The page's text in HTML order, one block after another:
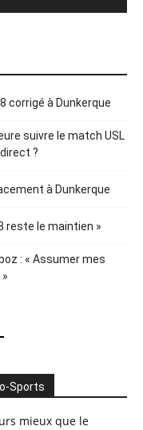
corrigé à Dunkerque
suivre le match USL
?
à Dunkerque
reste le maintien »
: « Assumer mes
Sports
mieux que le